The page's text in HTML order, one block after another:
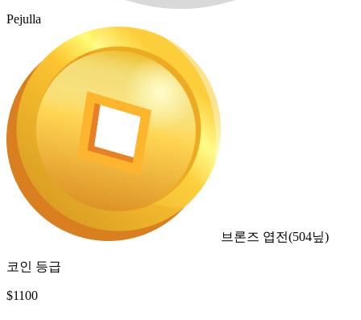
Pejulla
브론즈 엽전(504닢)
코인 등급
$1100